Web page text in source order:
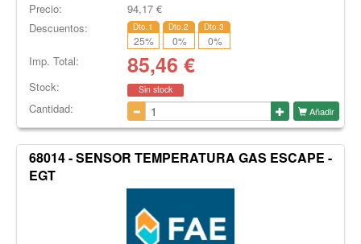
Precio: 94,17€
Descuentos:
Dto.1
25%
Dto.2
0%
Dto.3
0%
Imp. Total: 85,46 €
Stock: Sin stock
Cantidad: Añadir
68014 - SENSOR TEMPERATURA GAS ESCAPE -
EGT